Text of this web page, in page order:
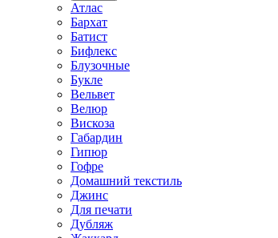
Атлас
Бархат
Батист
Бифлекс
Блузочные
Букле
Вельвет
Велюр
Вискоза
Габардин
Гипюр
Гофре
Домашний текстиль
Джинс
Для печати
Дубляж